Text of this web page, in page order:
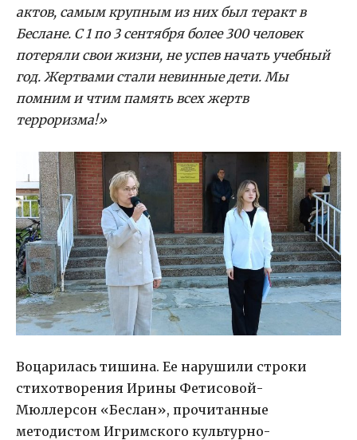
актов, самым крупным из них был теракт в
Беслане. С 1 по 3 сентября более 300 человек
потеряли свои жизни, не успев начать учебный
год. Жертвами стали невинные дети. Мы
помним и чтим память всех жертв
терроризма!»
Воцарилась тишина. Ее нарушили строки
стихотворения Ирины Фетисовой-
Мюллерсон «Беслан», прочитанные
методистом Игримского культурно-